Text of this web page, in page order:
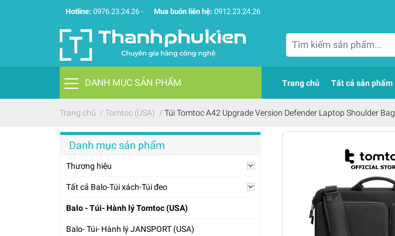
Hotline: 0976.23.24.26 - Mua buôn liên hệ: 0912.23.24.26
DANH MỤC SẢN PHẨM Trang chủ Tất cả sản phẩm
Trang chủ / Tomtoc (USA) / Túi Tomtoc A42 Upgrade Version Defender Laptop Shoulder Bag
Danh mục sản phẩm
Thương hiệu
Tất cả Balo-Túi xách-Túi đeo
Balo - Túi- Hành lý Tomtoc (USA)
Balo- Túi- Hành lý JANSPORT (USA)